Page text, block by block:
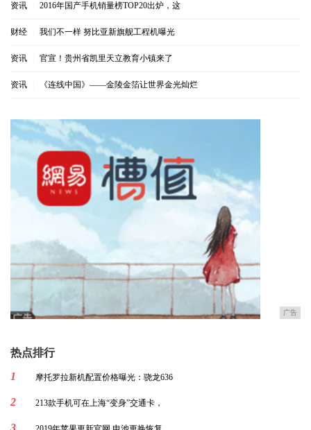
资讯 2016年国产手机销量榜TOP20出炉，这
财经 我们不一样 努比亚新旗舰工程机曝光
资讯 官宣！贵州省凯里天立教育小镇来了
资讯 《连线中国》——金陵金箔让世界金光灿烂
广告
热点排行
1
摩托罗拉新机配置价格曝光：骁龙636
2 213款手机可在上海“变身”交通卡，
3